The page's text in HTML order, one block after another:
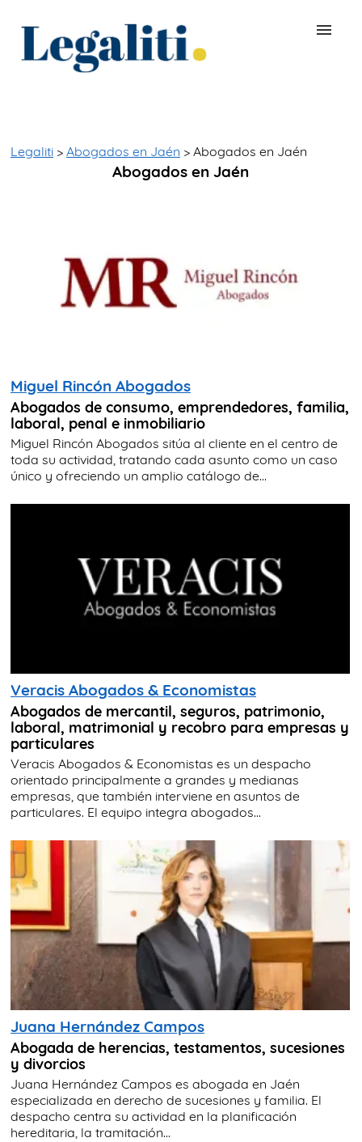
Legaliti > Abogados en Jaén > Abogados en Jaén
Abogados en Jaén
Miguel Rincón Abogados
Abogados de consumo, emprendedores, familia,
laboral, penal e inmobiliario
Miguel Rincón Abogados sitúa al cliente en el centro de
toda su actividad, tratando cada asunto como un caso
único y ofreciendo un amplio catálogo de...
Veracis Abogados & Economistas
Abogados de mercantil, seguros, patrimonio,
laboral, matrimonial y recobro para empresas y
particulares
Veracis Abogados & Economistas es un despacho
orientado principalmente a grandes y medianas
empresas, que también interviene en asuntos de
particulares. El equipo integra abogados...
Juana Hernández Campos
Abogada de herencias, testamentos, sucesiones
y divorcios
Juana Hernández Campos es abogada en Jaén
especializada en derecho de sucesiones y familia. El
despacho centra su actividad en la planificación
hereditaria, la tramitación...